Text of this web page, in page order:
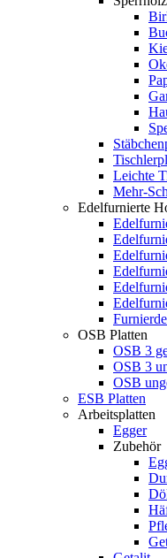
Leichte
Mehr-
Edelfurnierte
OSB Platten
OSB 3
OSB 3
OSB
ESB Platten
Arbeitsplatten
Egger
Zubehör